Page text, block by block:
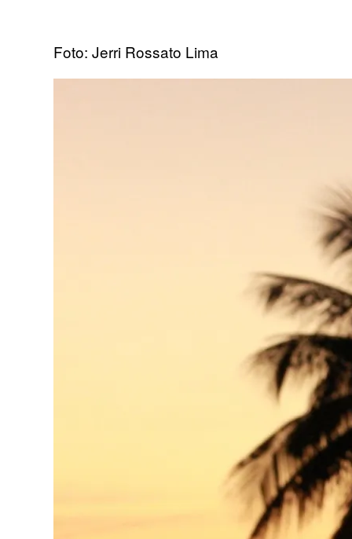
Foto: Jerri Rossato Lima